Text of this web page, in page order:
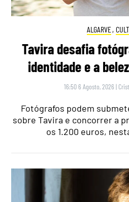
ALGARVE,
Tavira desafia
identidade e a
16:50 6 Agosto, 2026 |
Fotógrafos podem
sobre Tavira e concorrer a
os 1.200 euros,